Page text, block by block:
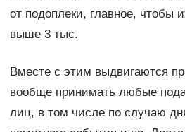
от подоплеки, главное, чтобы
выше 3 тыс.
Вместе с этим выдвигаются
вообще принимать любые
лиц, в том числе по случаю